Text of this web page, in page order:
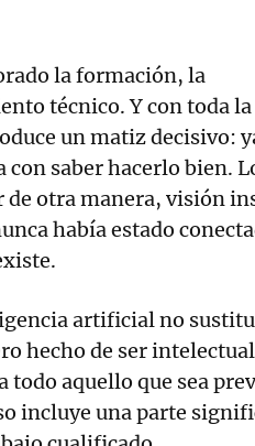
la formación, la
técnico. Y con toda
un matiz decisivo:
saber hacerlo bien.
otra manera, visión
había estado
artificial no
hecho de ser
todo aquello que sea
incluye una parte